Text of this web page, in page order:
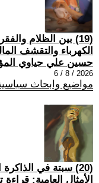
(19) بين الظلام
الكهرباء والتقشف
حسين علي حياوي
2026 / 8 / 6
مواضيع وابحاث
(20) سبتة في
الأمثال العامية: